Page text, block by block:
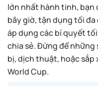
lớn nhất hành tinh, bạn
bây giờ, tận dụng tối
áp dụng các bí quyết tối
chia sẻ. Đừng để
bị, dịch thuật, hoặc sắp
World Cup.